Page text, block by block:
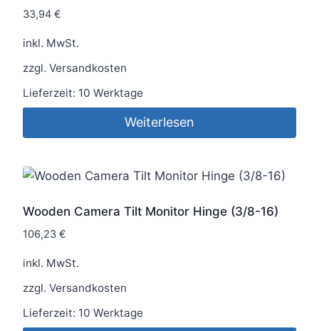
33,94 €
inkl. MwSt.
zzgl. Versandkosten
Lieferzeit: 10 Werktage
Weiterlesen
Wooden Camera Tilt Monitor Hinge (3/8-16)
106,23 €
inkl. MwSt.
zzgl. Versandkosten
Lieferzeit: 10 Werktage